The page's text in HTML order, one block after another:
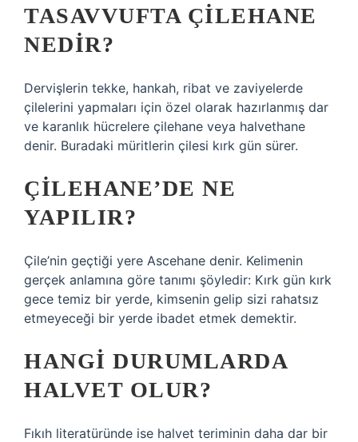
TASAVVUFTA ÇILEHANE
NEDIR?
Dervişlerin tekke, hankah, ribat ve zaviyelerde
çilelerini yapmaları için özel olarak hazırlanmış dar
ve karanlık hücrelere çilehane veya halvethane
denir. Buradaki müritlerin çilesi kırk gün sürer.
ÇILEHANE’DE NE
YAPILIR?
Çile’nin geçtiği yere Ascehane denir. Kelimenin
gerçek anlamına göre tanımı şöyledir: Kırk gün kırk
gece temiz bir yerde, kimsenin gelip sizi rahatsız
etmeyeceği bir yerde ibadet etmek demektir.
HANGI DURUMLARDA
HALVET OLUR?
Fıkıh literatüründe ise halvet teriminin daha dar bir